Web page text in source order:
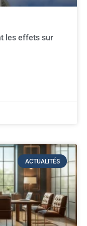
les effets sur
ACTUALITÉS